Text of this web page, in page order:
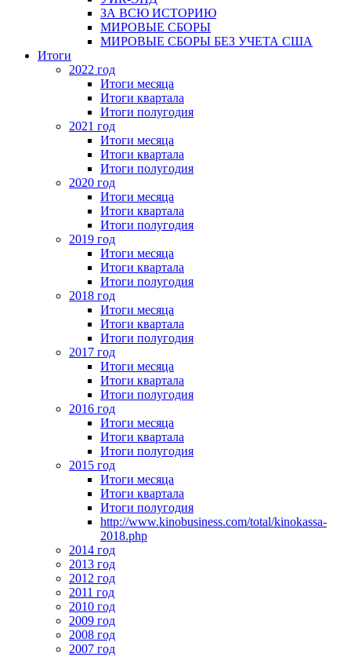
ЗА ВСЮ ИСТОРИЮ
МИРОВЫЕ СБОРЫ
МИРОВЫЕ СБОРЫ БЕЗ УЧЕТА США
Итоги
2022 год
Итоги месяца
Итоги квартала
Итоги полугодия
2021 год
Итоги месяца
Итоги квартала
Итоги полугодия
2020 год
Итоги месяца
Итоги квартала
Итоги полугодия
2019 год
Итоги месяца
Итоги квартала
Итоги полугодия
2018 год
Итоги месяца
Итоги квартала
Итоги полугодия
2017 год
Итоги месяца
Итоги квартала
Итоги полугодия
2016 год
Итоги месяца
Итоги квартала
Итоги полугодия
2015 год
Итоги месяца
Итоги квартала
Итоги полугодия
http://www.kinobusiness.com/total/kinokassa-
2018.php
2014 год
2013 год
2012 год
2011 год
2010 год
2009 год
2008 год
2007 год